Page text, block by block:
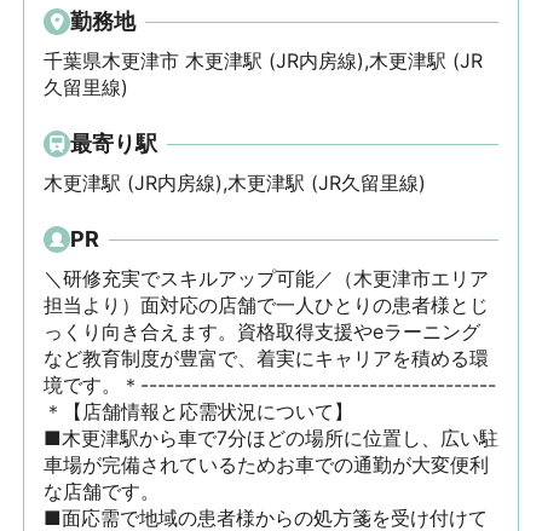
勤務地
千葉県木更津市 木更津駅 (JR内房線),木更津駅 (JR
久留里線)
最寄り駅
木更津駅 (JR内房線),木更津駅 (JR久留里線)
PR
＼研修充実でスキルアップ可能／（木更津市エリア
担当より）面対応の店舗で一人ひとりの患者様とじ
っくり向き合えます。資格取得支援やeラーニング
など教育制度が豊富で、着実にキャリアを積める環
境です。＊------------------------------------------
＊【店舗情報と応需状況について】
■木更津駅から車で7分ほどの場所に位置し、広い駐
車場が完備されているためお車での通勤が大変便利
な店舗です。
■面応需で地域の患者様からの処方箋を受け付けて